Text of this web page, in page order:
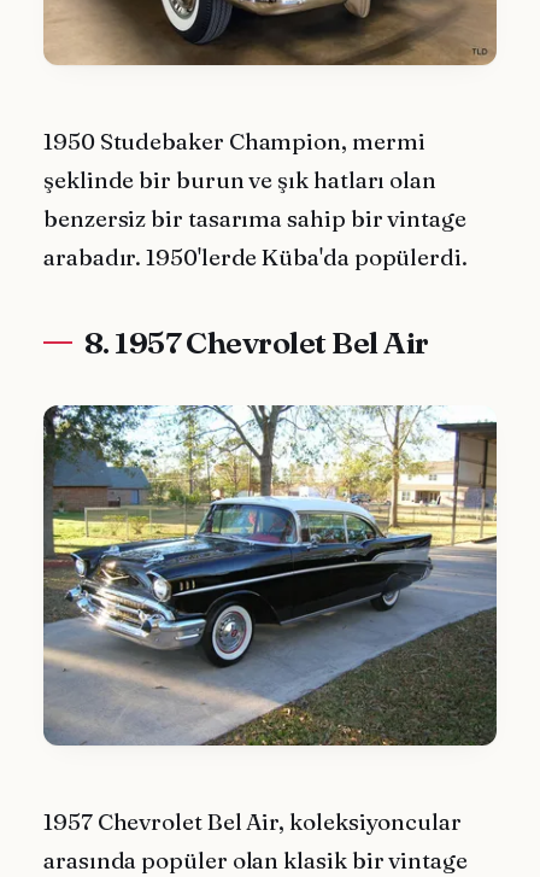
1950 Studebaker Champion, mermi
şeklinde bir burun ve şık hatları olan
benzersiz bir tasarıma sahip bir vintage
arabadır. 1950'lerde Küba'da popülerdi.
8. 1957 Chevrolet Bel Air
1957 Chevrolet Bel Air, koleksiyoncular
arasında popüler olan klasik bir vintage